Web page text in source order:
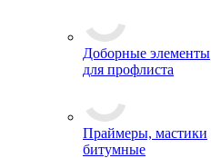
Доборные элементы
для профлиста
Праймеры, мастики
битумные